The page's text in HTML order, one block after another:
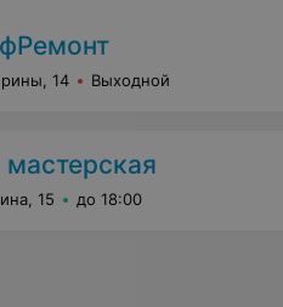
14 Выходной
15 до 18:00